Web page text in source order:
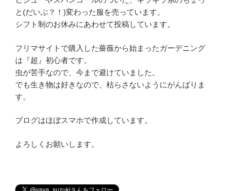
と(だいぶ？！)変わった服を売っています。
シフト制のお休みにあわせて投稿しています。
フリマサイトで購入した薔薇から始まったガーデニング
は『超』初心者です。
虫が苦手なので、今まで避けていました。
でも生き物は好きなので、枯らさないようにがんばりま
す。
ブログはほぼスマホで作成しています。
よろしくお願いします。